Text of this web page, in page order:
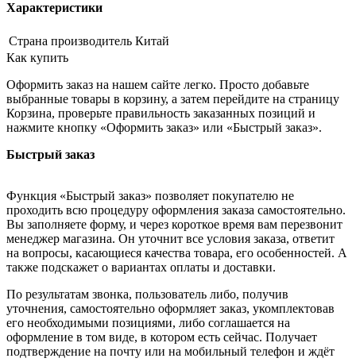
Характеристики
Страна производитель Китай
Как купить
Оформить заказ на нашем сайте легко. Просто добавьте
выбранные товары в корзину, а затем перейдите на страницу
Корзина, проверьте правильность заказанных позиций и
нажмите кнопку «Оформить заказ» или «Быстрый заказ».
Быстрый заказ
Функция «Быстрый заказ» позволяет покупателю не
проходить всю процедуру оформления заказа самостоятельно.
Вы заполняете форму, и через короткое время вам перезвонит
менеджер магазина. Он уточнит все условия заказа, ответит
на вопросы, касающиеся качества товара, его особенностей. А
также подскажет о вариантах оплаты и доставки.
По результатам звонка, пользователь либо, получив
уточнения, самостоятельно оформляет заказ, укомплектовав
его необходимыми позициями, либо соглашается на
оформление в том виде, в котором есть сейчас. Получает
подтверждение на почту или на мобильный телефон и ждёт